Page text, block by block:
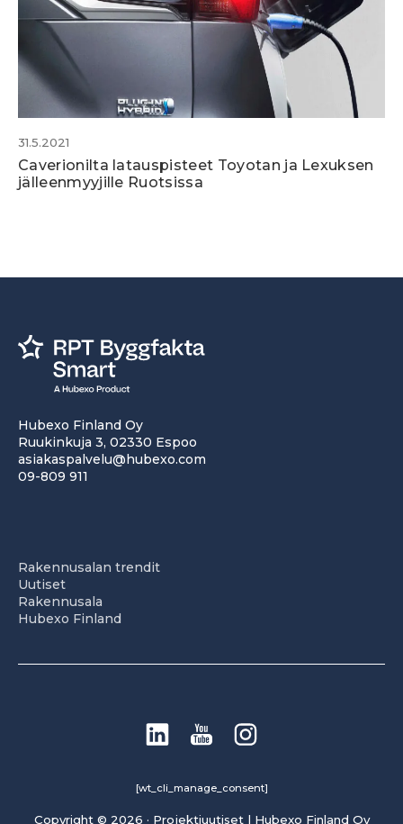
31.5.2021
Caverionilta latauspisteet Toyotan ja Lexuksen
jälleenmyyjille Ruotsissa
Hubexo Finland Oy
Ruukinkuja 3, 02330 Espoo
asiakaspalvelu@hubexo.com
09-809 911
Rakennusalan trendit
Uutiset
Rakennusala
Hubexo Finland
[wt_cli_manage_consent]
Copyright © 2026 · Projektiuutiset | Hubexo Finland Oy